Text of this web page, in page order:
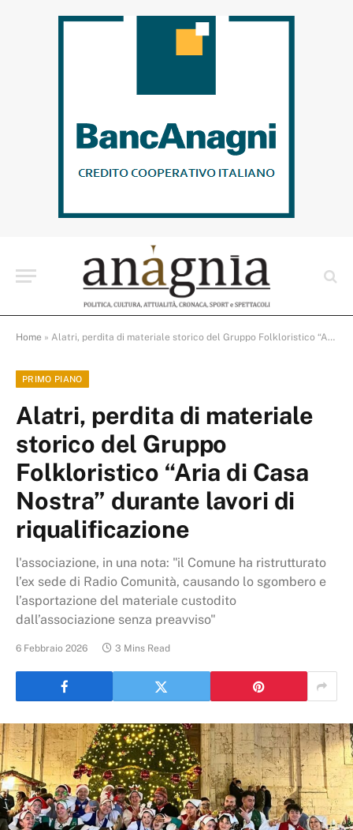
Home » Alatri, perdita di materiale storico del Gruppo Folkloristico “Aria di Casa Nostra” durante lavori di riqualificazione
PRIMO PIANO
Alatri, perdita di materiale
storico del Gruppo
Folkloristico “Aria di Casa
Nostra” durante lavori di
riqualificazione
l'associazione, in una nota: "il Comune ha ristrutturato
l’ex sede di Radio Comunità, causando lo sgombero e
l’asportazione del materiale custodito
dall’associazione senza preavviso"
6 Febbraio 2026 3 Mins Read